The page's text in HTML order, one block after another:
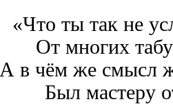
«Что ты так не
От многих
А в чём же смысл
Был мастеру